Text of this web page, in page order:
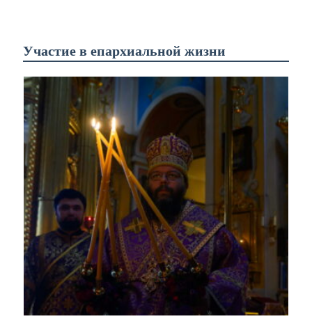
Участие в епархиальной жизни